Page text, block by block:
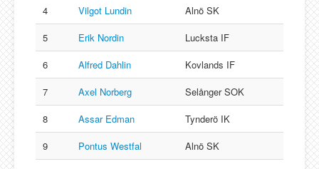
4
Vilgot Lundin
Alnö SK
5
Erik Nordin
Lucksta IF
6
Alfred Dahlin
Kovlands IF
7
Axel Norberg
Selånger SOK
8
Assar Edman
Tynderö IK
9
Pontus Westfal
Alnö SK